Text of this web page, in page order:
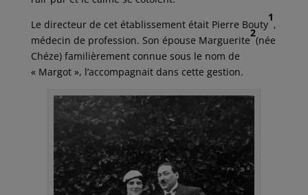
Le directeur de cet établissement était Pierre Bouty
1
,
médecin de profession. Son épouse Marguerite
2
(née
Chéze) familièrement connue sous le nom de
« Margot », l’accompagnait dans cette gestion.